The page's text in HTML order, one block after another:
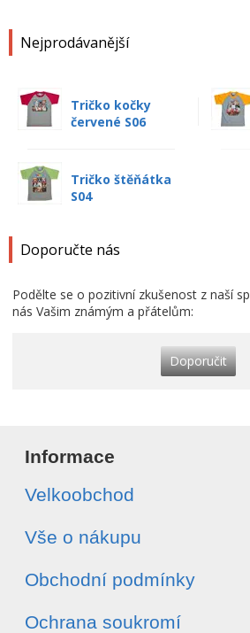
Nejprodávanější
Tričko kočky
červené S06
Tričko štěňátka
S04
Doporučte nás
Podělte se o pozitivní zkušenost z naší
nás Vašim známým a přátelům:
Doporučit
Informace
Velkoobchod
Vše o nákupu
Obchodní podmínky
Ochrana soukromí